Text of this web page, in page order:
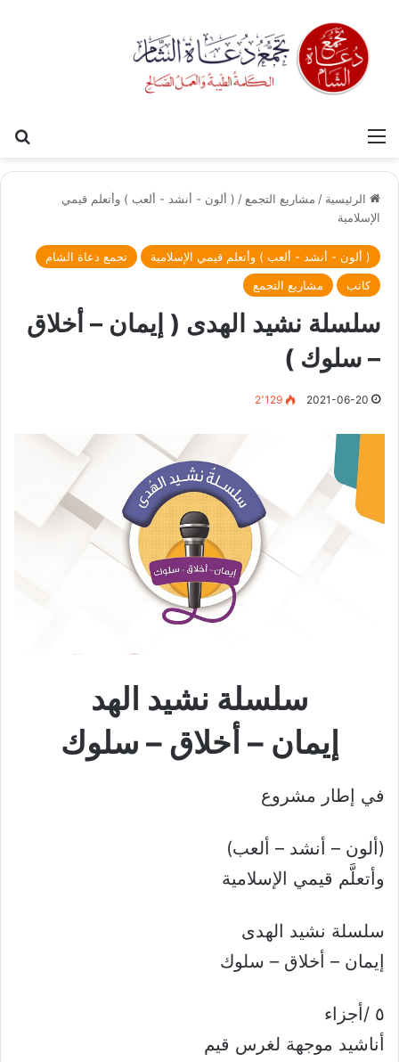
القائمة
الرئيسية / مشاريع التجمع/ ( ألون - أنشد - ألعب ) وأتعلم قيمي
الإسلامية
( ألون - أنشد - ألعب ) وأتعلم قيمي الإسلامية
تجمع دعاة الشام
كاتب
مشاريع التجمع
سلسلة نشيد الهدى ( إيمان – أخلاق
– سلوك )
2021-06-20 2٬129
سلسلة نشيد الهد
إيمان – أخلاق – سلوك
في إطار مشروع
(ألون – أنشد – ألعب)
وأتعلَّم قيمي الإسلامية
سلسلة نشيد الهدى
إيمان – أخلاق – سلوك
٥ /أجزاء
أناشيد موجهة لغرس قيم